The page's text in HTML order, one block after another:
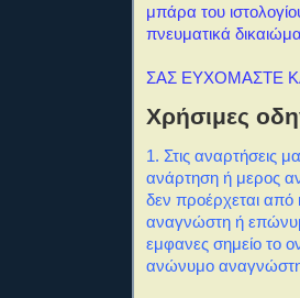
μπάρα του
πνευματικά
ΣΑΣ ΕΥΧΟΜΑΣΤΕ
Χρήσιμες
1. Στις αναρτήσεις
ανάρτηση ή μερος
δεν προέρχεται από
αναγνώστη ή
εμφανες σημείο το
ανώνυμο